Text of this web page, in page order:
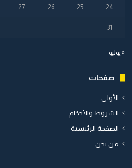
24
25
26
27
31
« يوليو
صفحات
الأولى
الشروط والأحكام
الصفحة الرئيسية
من نحن